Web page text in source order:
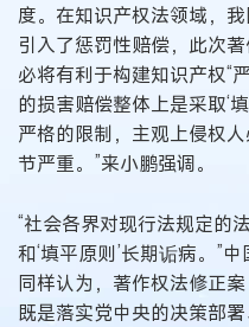
度。在知识产权法领域，
引入了惩罚性赔偿，此次
必将有利于构建知识产权“
的损害赔偿整体上是采取‘
严格的限制，主观上侵权
节严重。”来小鹏强调。
“社会各界对现行法规定的
和‘填平原则’长期诟病。”
同样认为，著作权法修正
既是落实党中央的决策部